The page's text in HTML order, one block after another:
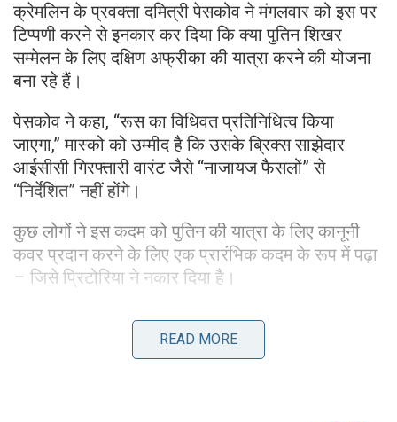
क्रेमलिन के प्रवक्ता दमित्री पेसकोव ने मंगलवार को इस पर
टिप्पणी करने से इनकार कर दिया कि क्या पुतिन शिखर
सम्मेलन के लिए दक्षिण अफ्रीका की यात्रा करने की योजना
बना रहे हैं।
पेसकोव ने कहा, “रूस का विधिवत प्रतिनिधित्व किया
जाएगा,” मास्को को उम्मीद है कि उसके ब्रिक्स साझेदार
आईसीसी गिरफ्तारी वारंट जैसे “नाजायज फैसलों” से
“निर्देशित” नहीं होंगे।
कुछ लोगों ने इस कदम को पुतिन की यात्रा के लिए कानूनी
कवर प्रदान करने के लिए एक प्रारंभिक कदम के रूप में पढ़ा
– जिसे प्रिटोरिया ने नकार दिया है।
दक्षिण अफ्रीका के विदेश मामलों के विभाग ने एक बयान में
कहा, “ये प्रतिरक्षा किसी भी वारंट को ओवरराइड नहीं करती
है, जो कि किसी अंतरराष्ट्रीय न्यायाधिकरण द्वारा सम्मेलन में
READ MORE